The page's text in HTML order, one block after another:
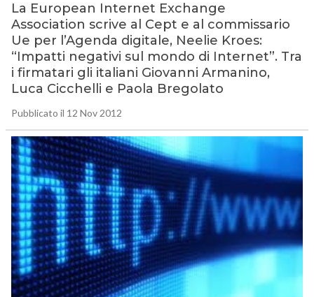
La European Internet Exchange
Association scrive al Cept e al commissario
Ue per l’Agenda digitale, Neelie Kroes:
“Impatti negativi sul mondo di Internet”. Tra
i firmatari gli italiani Giovanni Armanino,
Luca Cicchelli e Paola Bregolato
Pubblicato il 12 Nov 2012